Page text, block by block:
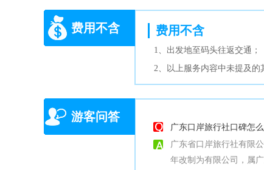
费用不含 费用不含
1、出发地至码头往返交通；
2、以上服务内容中未提及的
游客问答
广东口岸旅行社口碑怎
广东省口岸旅行社有限
年改制为有限公司，属